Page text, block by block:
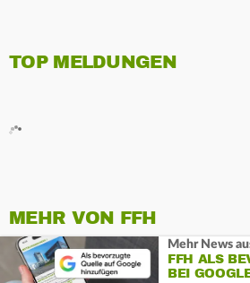
TOP MELDUNGEN
MEHR VON FFH
Mehr News
FFH ALS
BEI